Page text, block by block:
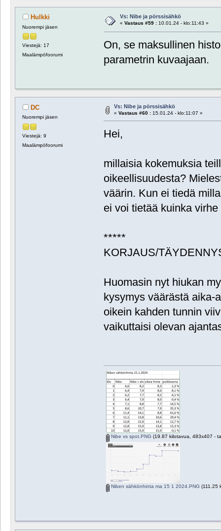
Hulkki
Nuorempi jäsen
Viestejä: 17
Maalämpöfoorumi
Vs: Nibe ja pörssisähkö
« Vastaus #59 :10.01.24 - klo:11:43 »
On, se maksullinen
parametrin kuvaajaan.
DC
Nuorempi jäsen
Viestejä: 9
Maalämpöfoorumi
Vs: Nibe ja pörssisähkö
« Vastaus #60 :15.01.24 - klo:11:07 »
Hei,
millaisia kokemuksia
oikeellisuudesta?
väärin. Kun ei tiedä
ei voi tietää kuinka
*****
KORJAUS/
Huomasin nyt hiukan
kysymys väärästä aika-
oikein kahden tunnin
vaikuttaisi olevan
Nibe vs spot.PNG (19.87 kilotavua, 483x407 -
Niben sähkönhinta ma 15 1 2024.PNG (111.25